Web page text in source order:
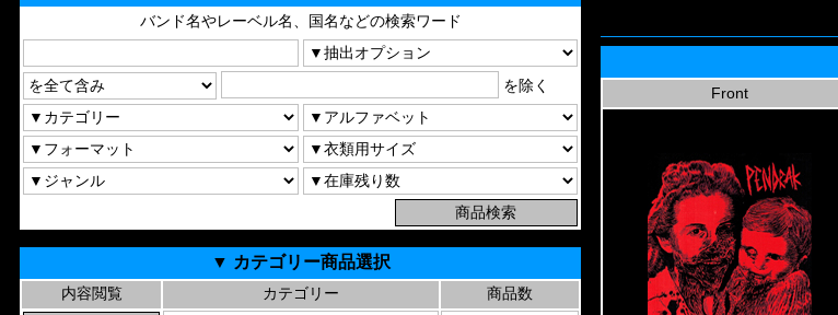
バンド名やレーベル名、国名などの検索ワード
を除く
▼ カテゴリー商品選択
内容閲覧 カテゴリー
商品数
Front